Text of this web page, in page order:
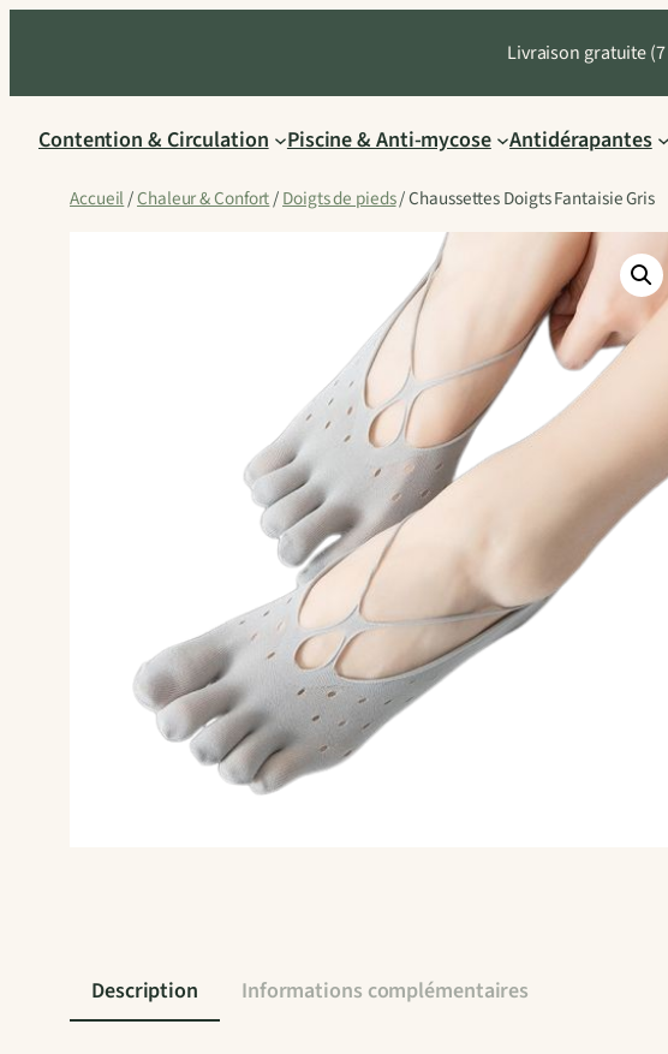
contenu
Livraison gratuite (7
Contention & Circulation Piscine & Anti-mycose Antidérapantes
Accueil/Chaleur & Confort/Doigts de pieds/ Chaussettes Doigts Fantaisie Gris
Description
Informations complémentaires